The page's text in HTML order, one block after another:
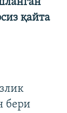
қайта
бери